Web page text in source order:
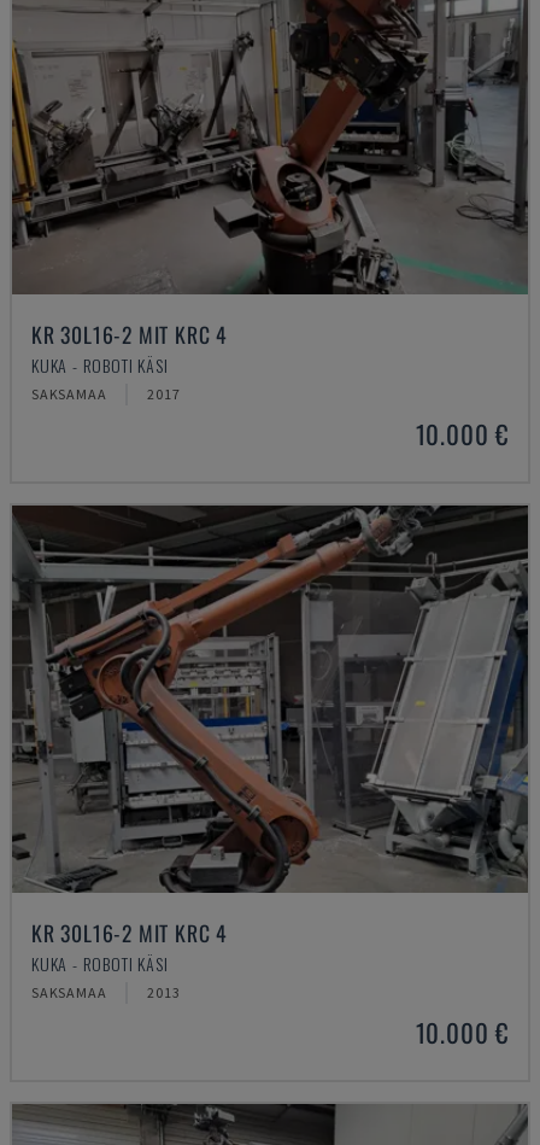
KR 30L16-2 MIT KRC 4
KUKA - ROBOTI KÄSI
SAKSAMAA 2017
10.000 €
KR 30L16-2 MIT KRC 4
KUKA - ROBOTI KÄSI
SAKSAMAA 2013
10.000 €